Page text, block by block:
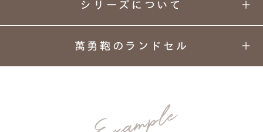
シリーズについて
背中にのぞく大胆なビビッドカラー。
萬勇鞄のランドセル
理由
安心
安全